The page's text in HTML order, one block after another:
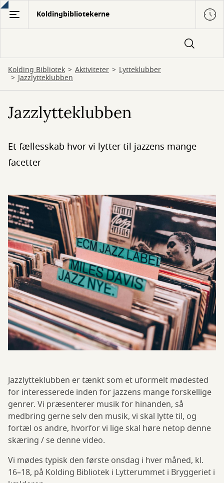
Gå
hovedindhold
Koldingbibliotekerne
Kolding Bibliotek Aktiviteter Lytteklubber
Jazzlytteklubben
Jazzlytteklubben
Et fællesskab hvor vi lytter til jazzens mange
facetter
Jazzlytteklubben er tænkt som et uformelt mødested
for interesserede inden for jazzens mange forskellige
genrer. Vi præsenterer musik for hinanden, så
medbring gerne selv den musik, vi skal lytte til, og
fortæl os andre, hvorfor vi lige skal høre netop denne
skæring / se denne video.
Vi mødes typisk den første onsdag i hver måned, kl.
16–18, på Kolding Bibliotek i Lytterummet i Bryggeriet i